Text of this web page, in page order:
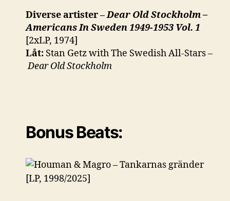
Diverse artister –Dear Old Stockholm –
Americans In Sweden 1949-1953 Vol. 1
[2xLP, 1974]
Låt: Stan Getz with The Swedish All-Stars –
Dear Old Stockholm
Bonus Beats: